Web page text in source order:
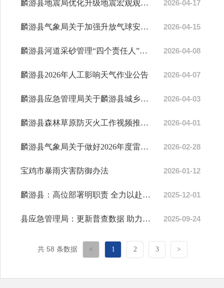
麟游县地震局优化升级地震宏观观测点夯实防震减灾群测群防基础 2026-04-17
麟游县气象局关于加强升放气球安全管理的通告 2026-04-15
麟游县河道采砂管理“四个责任人”名单 2026-04-08
麟游县2026年人工影响天气作业公告 2026-04-07
麟游县应急管理局关于麟游县城乡居民意外事故保险救助情况的公示 2026-04-03
麟游县森林草原防灭火工作视频推进会召开 2026-04-01
麟游县气象局关于做好2026年度雷电灾害防御工作的通告 2026-02-28
宝鸡市暴雨灾害防御办法 2026-01-12
麟游县：高位部署明职责 全力以赴保青山 2025-12-01
县应急管理局：更新普查数据 助力基层减灾救灾 2025-09-24
共 58 条数据 < 1 2 3 >